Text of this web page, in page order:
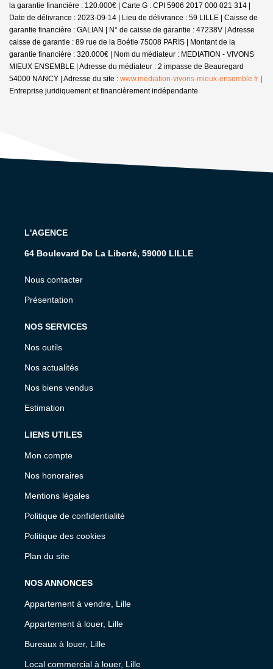
la garantie financière : 120.000€ | Carte G : CPI 5906 2017 000 021 314 |
Date de délivrance : 2023-09-14 | Lieu de délivrance : 59 LILLE | Caisse de
garantie financière : GALIAN | N° de caisse de garantie : 47238V | Adresse
caisse de garantie : 89 rue de la Boétie 75008 PARIS | Montant de la
garantie financière : 320.000€ | Nom du médiateur : MEDIATION - VIVONS
MIEUX ENSEMBLE | Adresse du médiateur : 2 impasse de Beauregard
54000 NANCY | Adresse du site : www.mediation-vivons-mieux-ensemble.fr |
Entreprise juridiquement et financièrement indépendante
L'AGENCE
64 Boulevard De La Liberté, 59000 LILLE
Nous contacter
Présentation
NOS SERVICES
Nos outils
Nos actualités
Nos biens vendus
Estimation
LIENS UTILES
Mon compte
Nos honoraires
Mentions légales
Politique de confidentialité
Politique des cookies
Plan du site
NOS ANNONCES
Appartement à vendre, Lille
Appartement à louer, Lille
Bureaux à louer, Lille
Local commercial à louer, Lille